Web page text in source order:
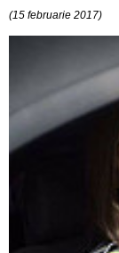
(15 februarie 2017)